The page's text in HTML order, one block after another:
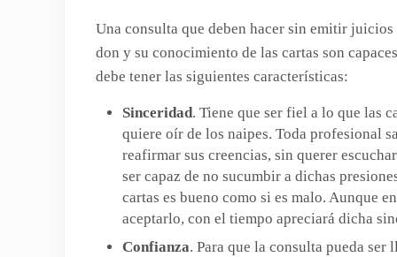
Una consulta que deben hacer sin emitir
don y su conocimiento de las cartas son
debe tener las siguientes características:
Sinceridad. Tiene que ser fiel a lo que las
quiere oír de los naipes. Toda profesional
reafirmar sus creencias, sin querer
ser capaz de no sucumbir a dichas
cartas es bueno como si es malo. Aunque
aceptarlo, con el tiempo apreciará dicha
Confianza. Para que la consulta pueda ser